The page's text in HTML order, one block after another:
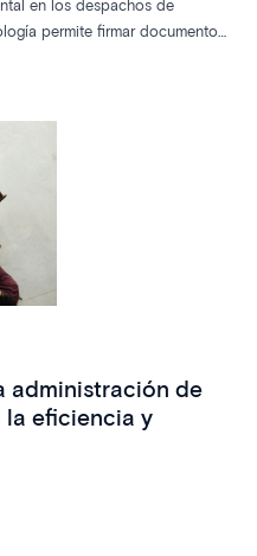
en los despachos de
permite firmar documentos
administración de
administración de
la eficiencia y